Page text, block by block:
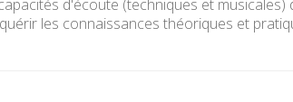
d'écoute (techniques et
les connaissances théoriques et